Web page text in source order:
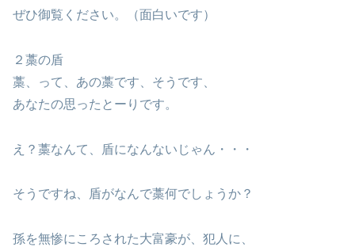
ぜひ御覧ください。（面白いです）
２藁の盾
藁、って、あの藁です、そうです、
あなたの思ったとーりです。
え？藁なんて、盾になんないじゃん・・・
そうですね、盾がなんで藁何でしょうか？
孫を無惨にころされた大富豪が、犯人に、